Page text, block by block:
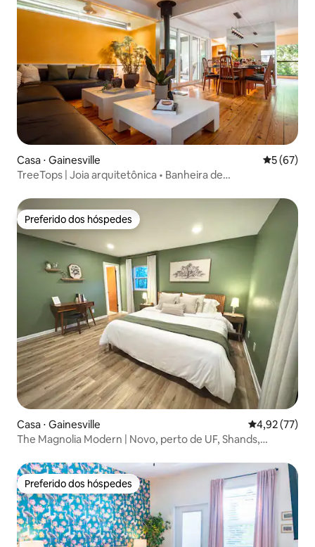
Casa ⋅ Gainesville 5 de uma
5 (67)
TreeTops | Joia arquitetônica • Banheira de
Preferido dos hóspedes
Preferido dos hóspedes
Casa ⋅ Gainesville 4,92 de uma
4,92 (77)
The Magnolia Modern | Novo, perto de UF, Shands,
Preferido dos hóspedes
Preferido dos hóspedes